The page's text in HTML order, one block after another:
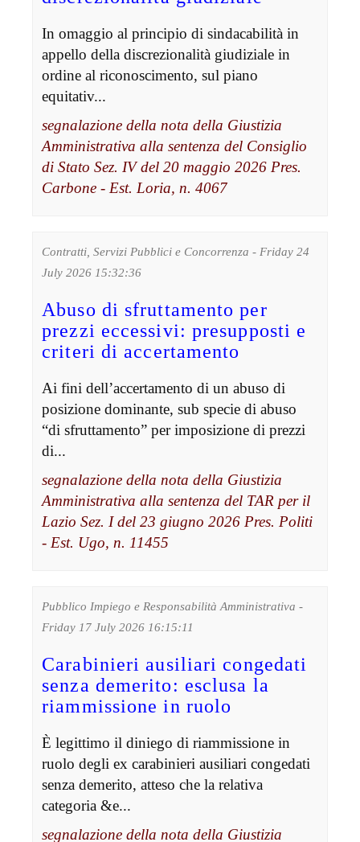
In omaggio al principio di sindacabilità in
appello della discrezionalità giudiziale in
ordine al riconoscimento, sul piano
equitativ...
segnalazione della nota della Giustizia
Amministrativa alla sentenza del Consiglio
di Stato Sez. IV del 20 maggio 2026 Pres.
Carbone - Est. Loria, n. 4067
Contratti, Servizi Pubblici e Concorrenza - Friday 24
July 2026 15:32:36
Abuso di sfruttamento per
prezzi eccessivi: presupposti e
criteri di accertamento
Ai fini dell’accertamento di un abuso di
posizione dominante, sub specie di abuso
“di sfruttamento” per imposizione di prezzi
di...
segnalazione della nota della Giustizia
Amministrativa alla sentenza del TAR per il
Lazio Sez. I del 23 giugno 2026 Pres. Politi
- Est. Ugo, n. 11455
Pubblico Impiego e Responsabilità Amministrativa -
Friday 17 July 2026 16:15:11
Carabinieri ausiliari congedati
senza demerito: esclusa la
riammissione in ruolo
È legittimo il diniego di riammissione in
ruolo degli ex carabinieri ausiliari congedati
senza demerito, atteso che la relativa
categoria &e...
segnalazione della nota della Giustizia